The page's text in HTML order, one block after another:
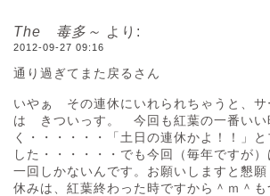
The 毒多～ より:
2012-09-27 09:16
通り過ぎてまた戻るさん
いやぁ その連休にいれられちゃうと、サ
は きついっす。 今回も紅葉の一番いい
く・・・・・・「土日の連休かよ！！」
した・・・・・・でも今回（毎年ですが
一回しかないんです。お願いしますと懇
休みは、紅葉終わった時ですから＾ｍ＾も